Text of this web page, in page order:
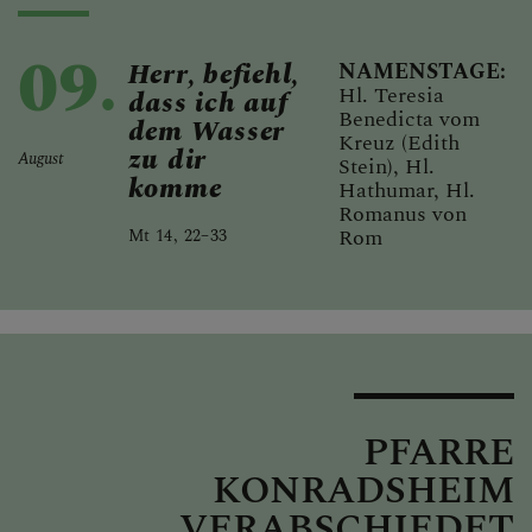
09.
August
Herr, befiehl,
dass ich auf
dem Wasser
zu dir
komme
Mt 14, 22–33
NAMENSTAGE:
Hl. Teresia
Benedicta vom
Kreuz (Edith
Stein), Hl.
Hathumar, Hl.
Romanus von
Rom
PFARRE
KONRADSHEIM